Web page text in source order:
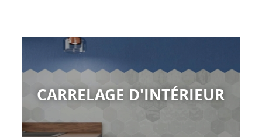
CARRELAGE D'INTÉRIEUR